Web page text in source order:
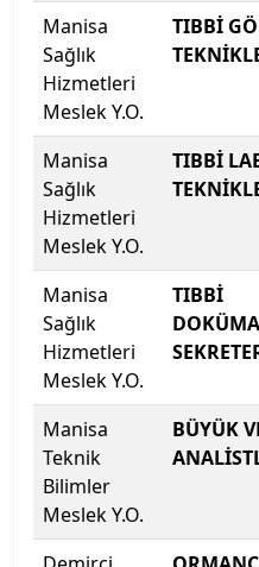
Lokman Hekim
Malatya Turgut Özal
Maltepe Üniversitesi
Manisa Celâl Bayar
Mardin Artuklu
Marmara Üniversitesi
MEF Üniversitesi
Mersin Üniversitesi
Mimar Sinan Güzel
Mudanya Üniversitesi
Manisa
Sağlık
Hizmetleri
Meslek Y.O.
TIBBİ
Manisa
Sağlık
Hizmetleri
Meslek Y.O.
TIBBİ
Manisa
Sağlık
Hizmetleri
Meslek Y.O.
TIBBİ
Manisa
Teknik
Bilimler
Meslek Y.O.
BÜYÜK